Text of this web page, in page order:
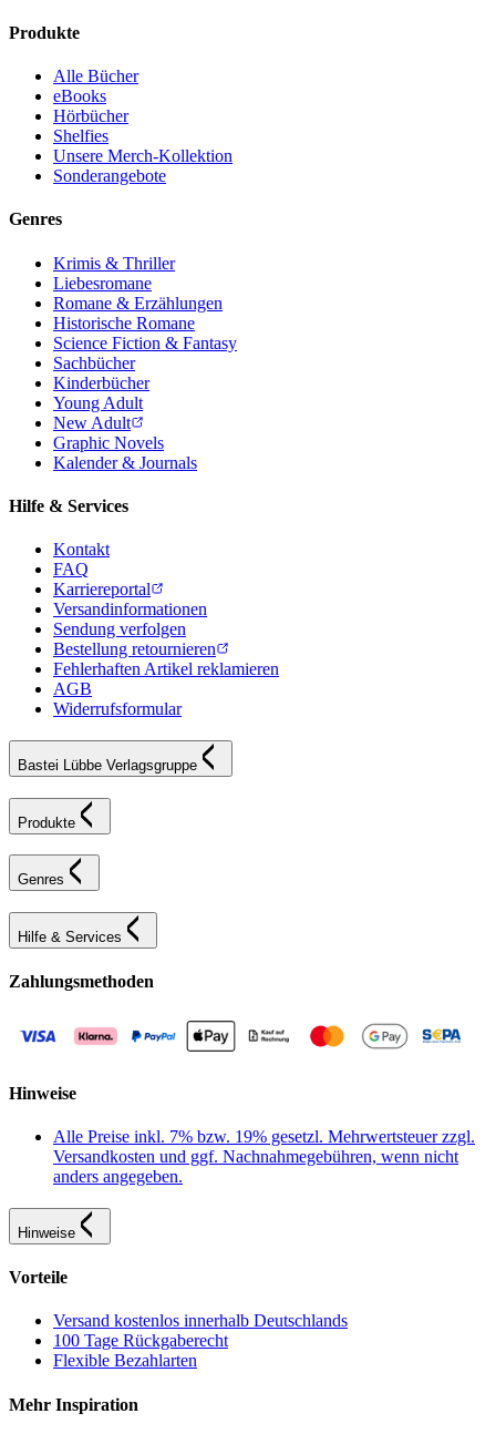
Produkte
Alle Bücher
eBooks
Hörbücher
Shelfies
Unsere Merch-Kollektion
Sonderangebote
Genres
Krimis & Thriller
Liebesromane
Romane & Erzählungen
Historische Romane
Science Fiction & Fantasy
Sachbücher
Kinderbücher
Young Adult
New Adult
Graphic Novels
Kalender & Journals
Hilfe & Services
Kontakt
FAQ
Karriereportal
Versandinformationen
Sendung verfolgen
Bestellung retournieren
Fehlerhaften Artikel reklamieren
AGB
Widerrufsformular
Bastei Lübbe Verlagsgruppe
Produkte
Genres
Hilfe & Services
Zahlungsmethoden
Hinweise
Alle Preise inkl. 7% bzw. 19% gesetzl. Mehrwertsteuer zzgl.
Versandkosten und ggf. Nachnahmegebühren, wenn nicht
anders angegeben.
Hinweise
Vorteile
Versand kostenlos innerhalb Deutschlands
100 Tage Rückgaberecht
Flexible Bezahlarten
Mehr Inspiration